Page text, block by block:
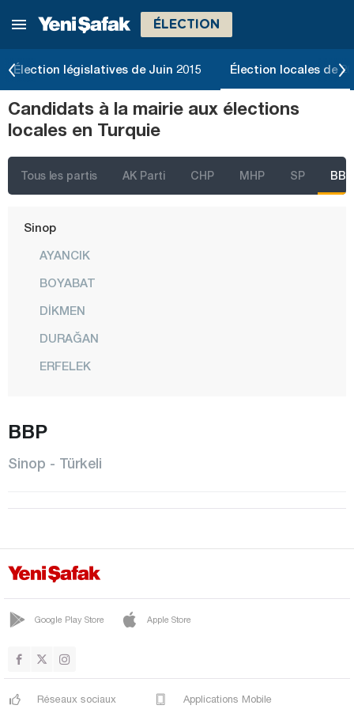
ÉLECTION
Élection législatives de Juin 2015 Élection locales de
Candidats à la mairie aux élections
locales en Turquie
Tous les partis AK Parti CHP MHP SP BBP
Ordu
Sakarya
Samsun
Siirt
Sinop
AYANCIK
BOYABAT
DİKMEN
DURAĞAN
ERFELEK
Şırnak
Tekirdağ
Trabzon
Uşak
Van
BBP
Sinop - Türkeli
Google Play Store Apple Store
Réseaux sociaux Applications Mobile